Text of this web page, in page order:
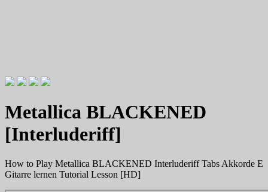
Willkommen zu Christians How
To Plays
Metallica BLACKENED
[Interluderiff]
How to Play Metallica BLACKENED Interluderiff Tabs Akkorde E
Gitarre lernen Tutorial Lesson [HD]